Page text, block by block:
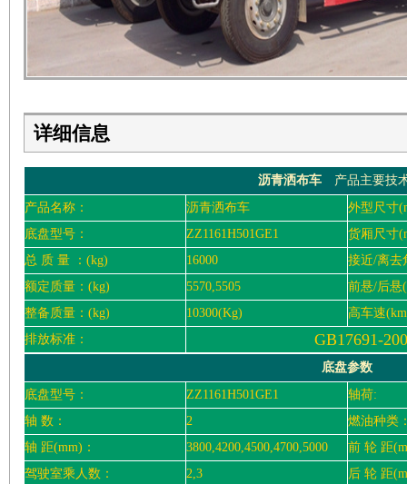
详细信息
沥青洒布车 产品主要技
产品名称：
沥青洒布车
外型尺寸
底盘型号：
ZZ1161H501GE1
货厢尺寸
总 质 量 ：(kg)
16000
接近/离去
额定质量：(kg)
5570,5505
前悬/后悬
整备质量：(kg)
10300(Kg)
高车速
排放标准：
GB17691-
底盘参数
底盘型号：
ZZ1161H501GE1
轴荷:
轴 数：
2
燃油种类
轴 距(mm)：
3800,4200,4500,4700,5000
前 轮 距
驾驶室乘人数：
2,3
后 轮 距